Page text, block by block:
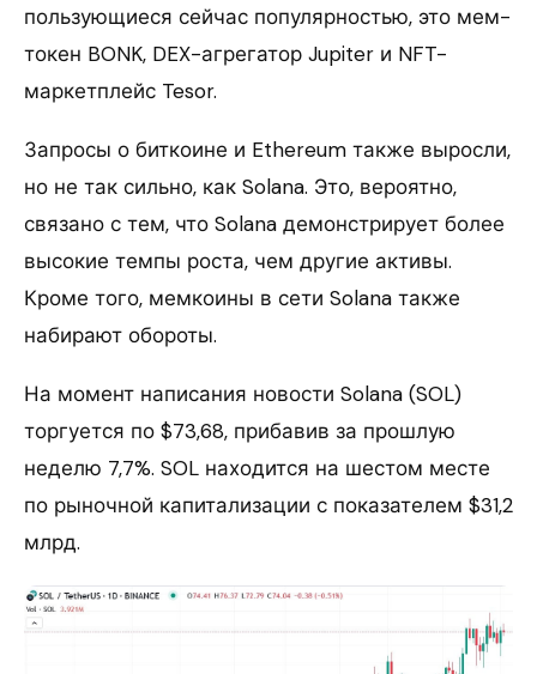
пользующиеся сейчас популярностью, это мем-
токен BONK, DEX-агрегатор Jupiter и NFT-
маркетплейс Tesor.
Запросы о биткоине и Ethereum также выросли,
но не так сильно, как Solana. Это, вероятно,
связано с тем, что Solana демонстрирует более
высокие темпы роста, чем другие активы.
Кроме того, мемкоины в сети Solana также
набирают обороты.
На момент написания новости Solana (SOL)
торгуется по $73,68, прибавив за прошлую
неделю 7,7%. SOL находится на шестом месте
по рыночной капитализации с показателем $31,2
млрд.